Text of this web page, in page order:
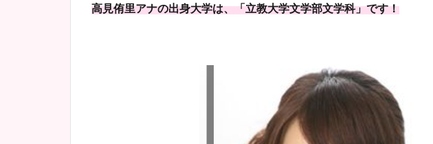
高見侑里アナの出身大学は、「立教大学文学部文学科」です！